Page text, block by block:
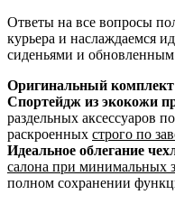
Ответы на все вопросы
курьера и наслаждаемся
сиденьями и
Оригинальный комплект
Спортейдж из экокожи
раздельных аксессуаров
раскроенных строго по
Идеальное облегание
салона при минимальных
полном сохранении